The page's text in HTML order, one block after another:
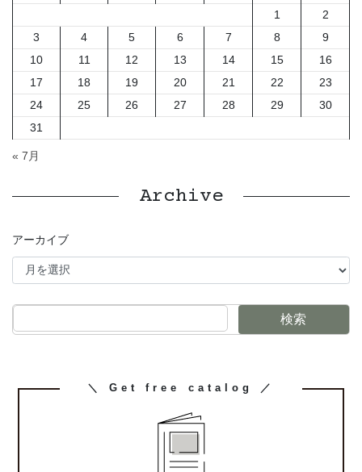
1
2
3
4 5 6 7 8
9
10
11 12 13 14 15
16
17
18 19 20 21 22
23
24
25 26 27 28 29
30
31
« 7月
Archive
アーカイブ
検索
カ
＼ Get free catalog ／